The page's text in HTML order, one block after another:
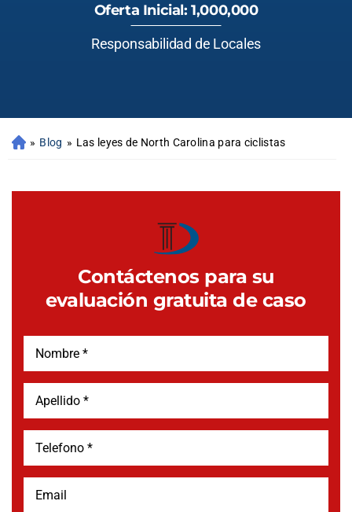
Oferta Inicial: 1,000,000
Responsabilidad de Locales
» Blog » Las leyes de North Carolina para ciclistas
Contáctenos para su
evaluación gratuita de caso